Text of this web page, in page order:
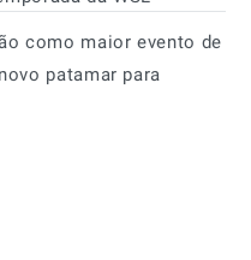
como maior evento de
patamar para